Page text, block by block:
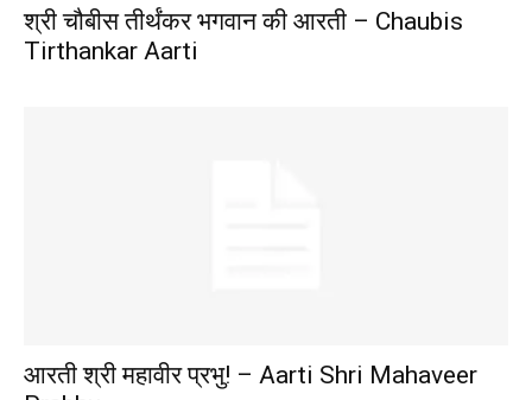
श्री चौबीस तीर्थंकर भगवान की आरती – Chaubis
Tirthankar Aarti
आरती श्री महावीर प्रभु! – Aarti Shri Mahaveer